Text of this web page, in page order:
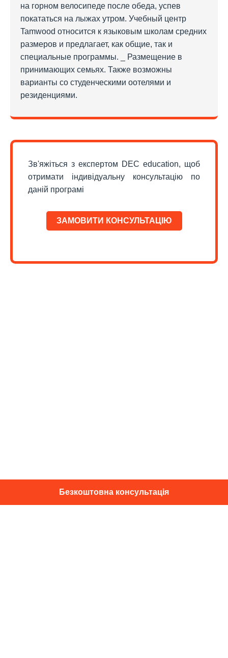
Безкоштовна консультація
на горном велосипеде после обеда, успев
покататься на лыжах утром. Учебный центр
Tamwood относится к языковым школам средних
размеров и предлагает, как общие, так и
специальные программы. _ Размещение в
принимающих семьях. Также возможны
варианты со студенческими оотелями и
резиденциями.
Зв'яжіться з експертом DEC education, щоб
отримати індивідуальну консультацію по
даній програмі
ЗАМОВИТИ КОНСУЛЬТАЦІЮ